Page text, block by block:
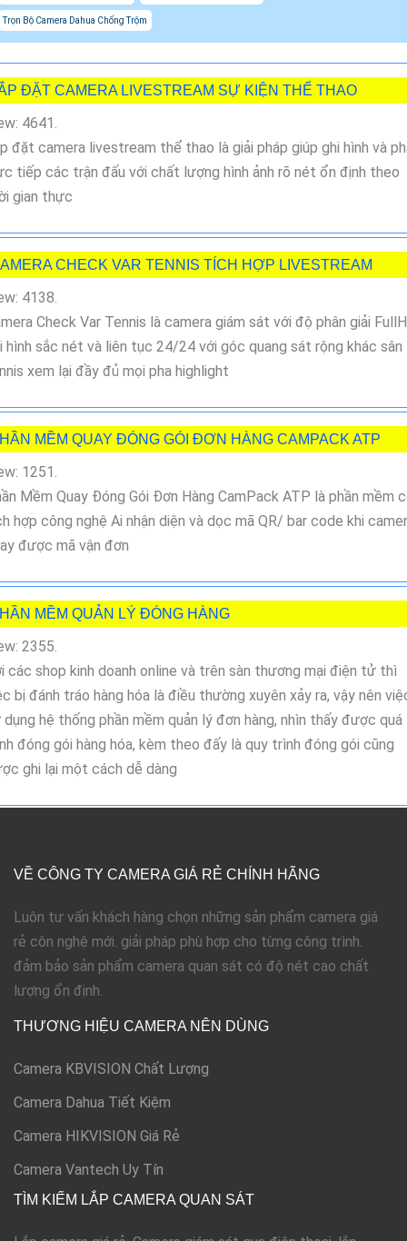
Trọn Bộ Camera Dahua Chống Trộm
ĐẶT CAMERA LIVESTREAM SỰ KIỆN THỂ THAO
4641.
đặt camera livestream thể thao là giải pháp giúp ghi hình và
tiếp các trận đấu với chất lượng hình ảnh rõ nét ổn định theo
gian thực
CHECK VAR TENNIS TÍCH HỢP LIVESTREAM
4138.
Check Var Tennis là camera giám sát với độ phân giải
hình sắc nét và liên tục 24/24 với góc quang sát rộng khác sân
xem lại đầy đủ mọi pha highlight
MỀM QUAY ĐÓNG GÓI ĐƠN HÀNG CAMPACK ATP
1251.
Mềm Quay Đóng Gói Đơn Hàng CamPack ATP là phần mềm
hợp công nghệ Ai nhận diện và dọc mã QR/ bar code khi
được mã vận đơn
MỀM QUẢN LÝ ĐÓNG HÀNG
2355.
các shop kinh doanh online và trên sàn thương mại điện tử thì
bị đánh tráo hàng hóa là điều thường xuyên xảy ra, vậy nên
dụng hệ thống phần mềm quản lý đơn hàng, nhìn thấy được quá
đóng gói hàng hóa, kèm theo đấy là quy trình đóng gói cũng
ghi lại một cách dễ dàng
VỀ CÔNG TY CAMERA GIÁ RẺ CHÍNH HÃNG
Luôn tư vấn khách hàng chọn những sản phẩm camera giá
rẻ côn nghệ mới. giải pháp phù hợp cho từng công trình.
đảm bảo sản phẩm camera quan sát có độ nét cao chất
lượng ổn định.
THƯƠNG HIỆU CAMERA NÊN DÙNG
Camera KBVISION Chất Lượng
Camera Dahua Tiết Kiệm
Camera HIKVISION Giá Rẻ
Camera Vantech Uy Tín
TÌM KIẾM LẮP CAMERA QUAN SÁT